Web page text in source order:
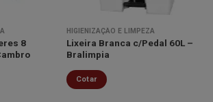
8
HIGIENIZAÇÃO E LIMPEZA
Lixeira Branca c/Pedal 60L –
Bralimpia
Cotar